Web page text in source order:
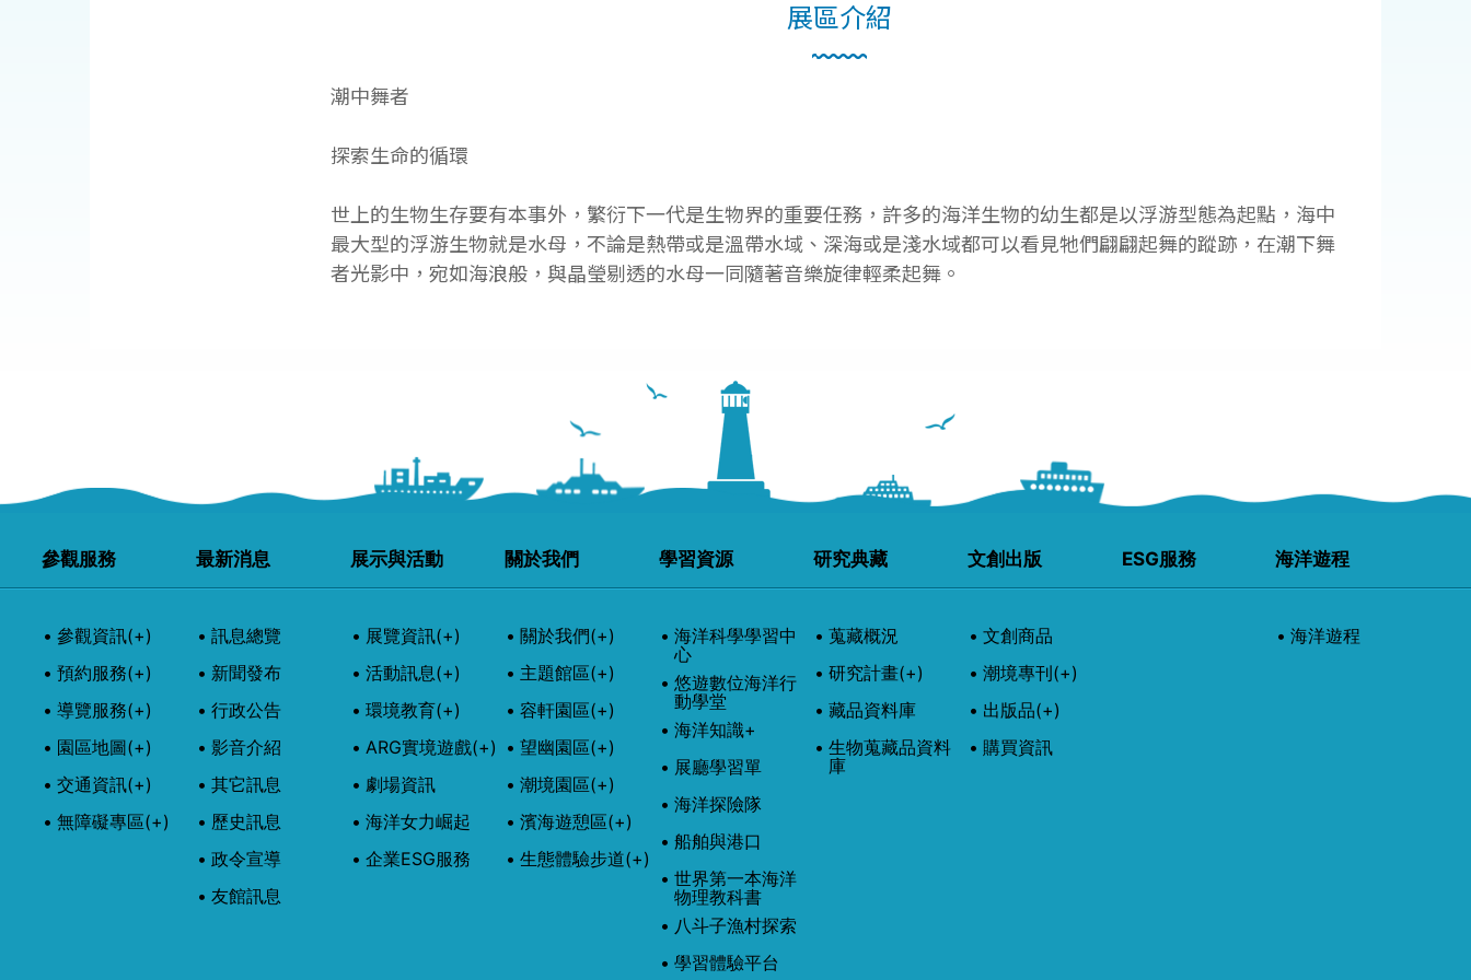
展區介紹
潮中舞者
探索生命的循環
世上的生物生存要有本事外，繁衍下一代是生物界的重要任務，許多的海洋生物的幼生都是以浮游型態為起點，海中
最大型的浮游生物就是水母，不論是熱帶或是溫帶水域、深海或是淺水域都可以看見牠們翩翩起舞的蹤跡，在潮下舞
者光影中，宛如海浪般，與晶瑩剔透的水母一同隨著音樂旋律輕柔起舞。
參觀服務
參觀資訊(+)
預約服務(+)
導覽服務(+)
園區地圖(+)
交通資訊(+)
無障礙專區(+)
最新消息
訊息總覽
新聞發布
行政公告
影音介紹
其它訊息
歷史訊息
政令宣導
友館訊息
展示與活動
展覽資訊(+)
活動訊息(+)
環境教育(+)
ARG實境遊戲(+)
劇場資訊
海洋女力崛起
企業ESG服務
關於我們
關於我們(+)
主題館區(+)
容軒園區(+)
望幽園區(+)
潮境園區(+)
濱海遊憩區(+)
生態體驗步道(+)
學習資源
海洋科學學習中
心
悠遊數位海洋行
動學堂
海洋知識+
展廳學習單
海洋探險隊
船舶與港口
世界第一本海洋
物理教科書
八斗子漁村探索
學習體驗平台
研究典藏
蒐藏概況
研究計畫(+)
藏品資料庫
生物蒐藏品資料
庫
文創出版
文創商品
潮境專刊(+)
出版品(+)
購買資訊
ESG服務 海洋遊程
海洋遊程